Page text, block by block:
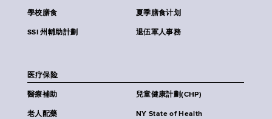
學校膳食 夏季膳食计划
SSI 州輔助計劃 退伍軍人事務
医疗保险
醫療補助 兒童健康計劃(CHP)
老人配藥 NY State of Health